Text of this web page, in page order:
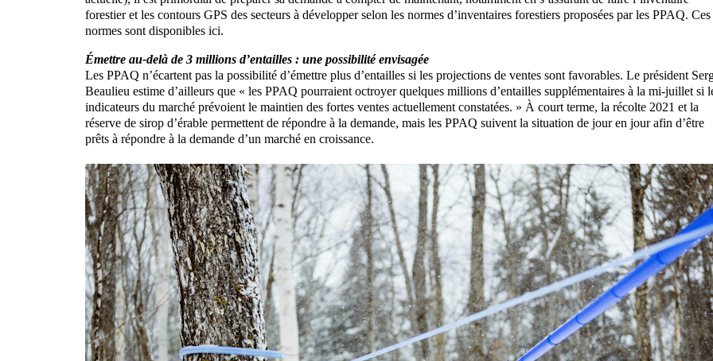
forestier et les contours GPS des secteurs à développer selon les normes d’inventaires forestiers proposées par les PPAQ. Ces
normes sont disponibles ici.
Émettre au-delà de 3 millions d’entailles : une possibilité envisagée
Les PPAQ n’écartent pas la possibilité d’émettre plus d’entailles si les projections de ventes sont favorables. Le président
Beaulieu estime d’ailleurs que « les PPAQ pourraient octroyer quelques millions d’entailles supplémentaires à la mi-juillet si
indicateurs du marché prévoient le maintien des fortes ventes actuellement constatées. » À court terme, la récolte 2021 et la
réserve de sirop d’érable permettent de répondre à la demande, mais les PPAQ suivent la situation de jour en jour afin d’être
prêts à répondre à la demande d’un marché en croissance.